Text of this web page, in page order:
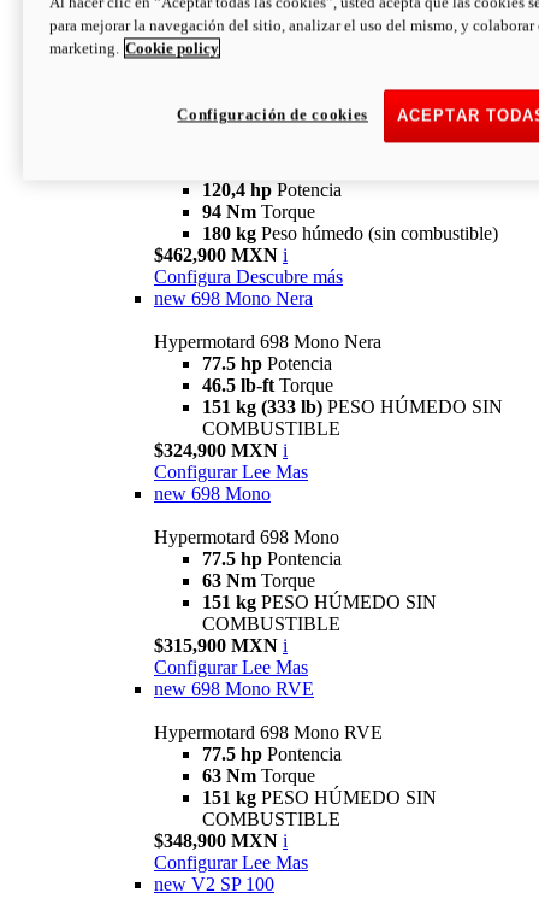
94 NmTorque
180 kgPESO HÚMEDO SIN
COMBUSTIBLE
newV2 SP
120,4 hp Potencia
94 Nm Torque
180 kg Peso húmedo (sin combustible)
$462,900 MXN i
Configura Descubre más
new 698 Mono Nera
Hypermotard 698 Mono Nera
77.5 hp Potencia
46.5 lb-ft Torque
151 kg (333 lb) PESO HÚMEDO SIN
COMBUSTIBLE
$324,900 MXN i
Configurar Lee Mas
new 698 Mono
Hypermotard 698 Mono
77.5 hp Pontencia
63 Nm Torque
151 kg PESO HÚMEDO SIN
COMBUSTIBLE
$315,900 MXN i
Configurar Lee Mas
new 698 Mono RVE
Hypermotard 698 Mono RVE
77.5 hp Pontencia
63 Nm Torque
151 kg PESO HÚMEDO SIN
COMBUSTIBLE
$348,900 MXN i
Configurar Lee Mas
new V2 SP 100
para mejorar la navegación del sitio, analizar el uso del mismo, y colaborar
marketing. Cookie policy
ACEPTAR
Configuración de cookies